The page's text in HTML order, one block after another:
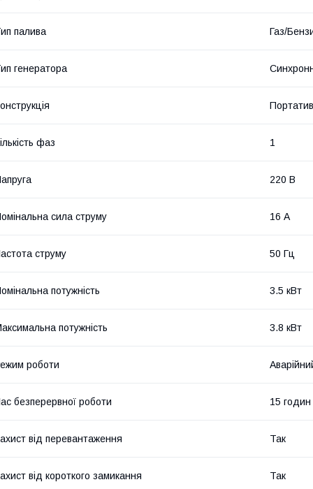
палива Газ/
генератора
фаз 1
220 В
сила струму 16 А
струму 50 Гц
потужність 3.5 кВт
потужність 3.8 кВт
роботи
безперервної роботи 15 годин
від перевантаження Так
від короткого замикання Так